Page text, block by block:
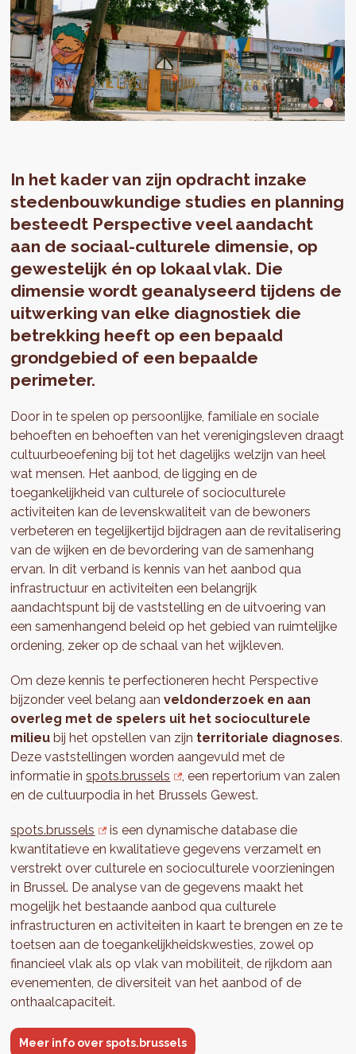
In het kader van zijn opdracht inzake
stedenbouwkundige studies en planning
besteedt Perspective veel aandacht
aan de sociaal-culturele dimensie, op
gewestelijk én op lokaal vlak. Die
dimensie wordt geanalyseerd tijdens de
uitwerking van elke diagnostiek die
betrekking heeft op een bepaald
grondgebied of een bepaalde
perimeter.
Door in te spelen op persoonlijke, familiale en sociale
behoeften en behoeften van het verenigingsleven draagt
cultuurbeoefening bij tot het dagelijks welzijn van heel
wat mensen. Het aanbod, de ligging en de
toegankelijkheid van culturele of socioculturele
activiteiten kan de levenskwaliteit van de bewoners
verbeteren en tegelijkertijd bijdragen aan de revitalisering
van de wijken en de bevordering van de samenhang
ervan. In dit verband is kennis van het aanbod qua
infrastructuur en activiteiten een belangrijk
aandachtspunt bij de vaststelling en de uitvoering van
een samenhangend beleid op het gebied van ruimtelijke
ordening, zeker op de schaal van het wijkleven.
Om deze kennis te perfectioneren hecht Perspective
bijzonder veel belang aanveldonderzoek en aan
overleg met de spelers uit het socioculturele
milieu bij het opstellen van zijn territoriale diagnoses.
Deze vaststellingen worden aangevuld met de
informatie inspots.brussels
, een repertorium van zalen
en de cultuurpodia in het Brussels Gewest.
spots.brussels
is een dynamische database die
kwantitatieve en kwalitatieve gegevens verzamelt en
verstrekt over culturele en socioculturele voorzieningen
in Brussel. De analyse van de gegevens maakt het
mogelijk het bestaande aanbod qua culturele
infrastructuren en activiteiten in kaart te brengen en ze te
toetsen aan de toegankelijkheidskwesties, zowel op
financieel vlak als op vlak van mobiliteit, de rijkdom aan
evenementen, de diversiteit van het aanbod of de
onthaalcapaciteit.
Meer info over spots.brussels